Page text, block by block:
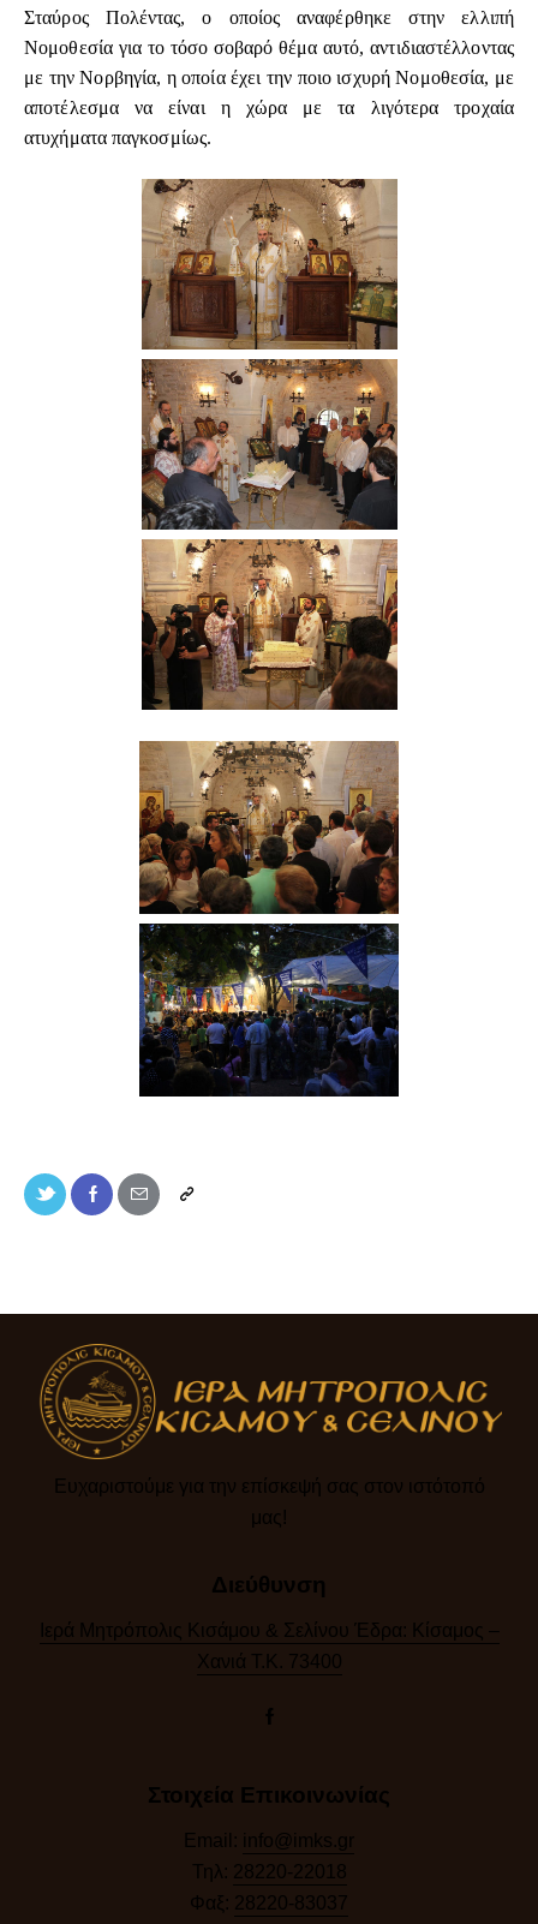
Σταύρος Πολέντας, ο οποίος αναφέρθηκε στην ελλιπή
Νομοθεσία για το τόσο σοβαρό θέμα αυτό, αντιδιαστέλλοντας
με την Νορβηγία, η οποία έχει την ποιο ισχυρή Νομοθεσία, με
αποτέλεσμα να είναι η χώρα με τα λιγότερα τροχαία
ατυχήματα παγκοσμίως.
Ευχαριστούμε για την επίσκεψή σας στον ιστότοπό
μας!​
Διεύθυνση
Ιερά Μητρόπολις Κισάμου & Σελίνου Έδρα: Κίσαμος –
Χανιά Τ.Κ. 73400
Στοιχεία Επικοινωνίας
Email: info@imks.gr
Τηλ: 28220-22018
Φαξ: 28220-83037